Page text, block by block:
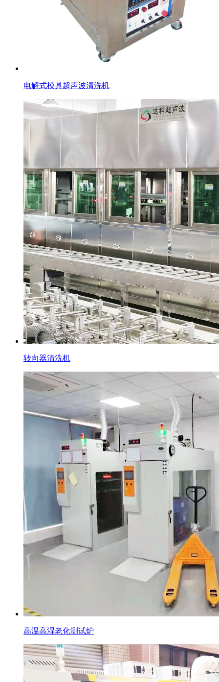
电解式模具超声波清洗机
转向器清洗机
高温高湿老化测试炉